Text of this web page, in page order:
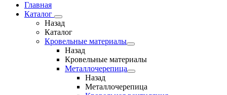
Главная
Каталог
Назад
Каталог
Кровельные материалы
Назад
Кровельные материалы
Металлочерепица
Назад
Металлочерепица